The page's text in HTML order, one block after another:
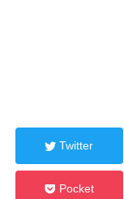
Twitter
Pocket